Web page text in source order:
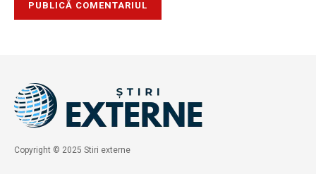
Copyright © 2025 Stiri externe